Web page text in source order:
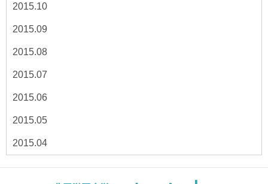
2015.10
2015.09
2015.08
2015.07
2015.06
2015.05
2015.04